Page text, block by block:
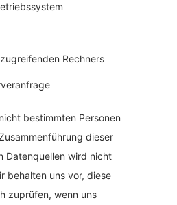
Rechners
bestimmten Personen
dieser
Datenquellen wird nicht
behalten uns vor, diese
zuprüfen, wenn uns